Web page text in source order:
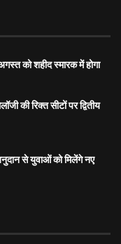
को शहीद स्मारक में होगा
की रिक्त सीटों पर द्वितीय
से युवाओं को मिलेंगे नए